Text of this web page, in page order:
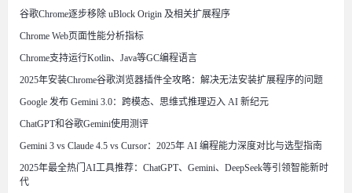
谷歌Chrome逐步移除 uBlock Origin 及相关扩展程序
Chrome Web页面性能分析指标
Chrome支持运行Kotlin、Java等GC编程语言
2025年安装Chrome谷歌浏览器插件全攻略：解决无法安装扩展程序的问题
Google 发布 Gemini 3.0：跨模态、思维式推理迈入 AI 新纪元
ChatGPT和谷歌Gemini使用测评
Gemini 3 vs Claude 4.5 vs Cursor：2025年 AI 编程能力深度对比与选型指南
2025年最全热门AI工具推荐：ChatGPT、Gemini、DeepSeek等引领智能新时
代